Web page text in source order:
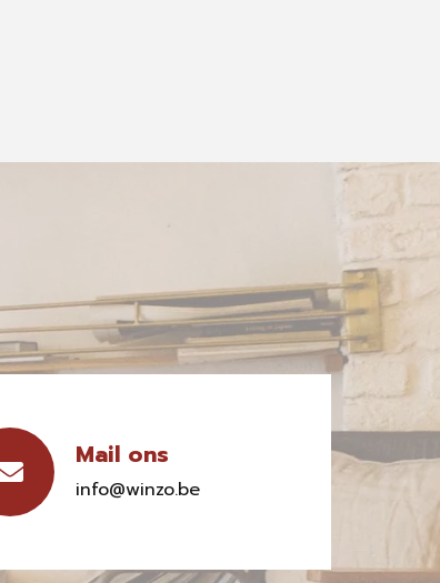
Mail ons
info@winzo.be